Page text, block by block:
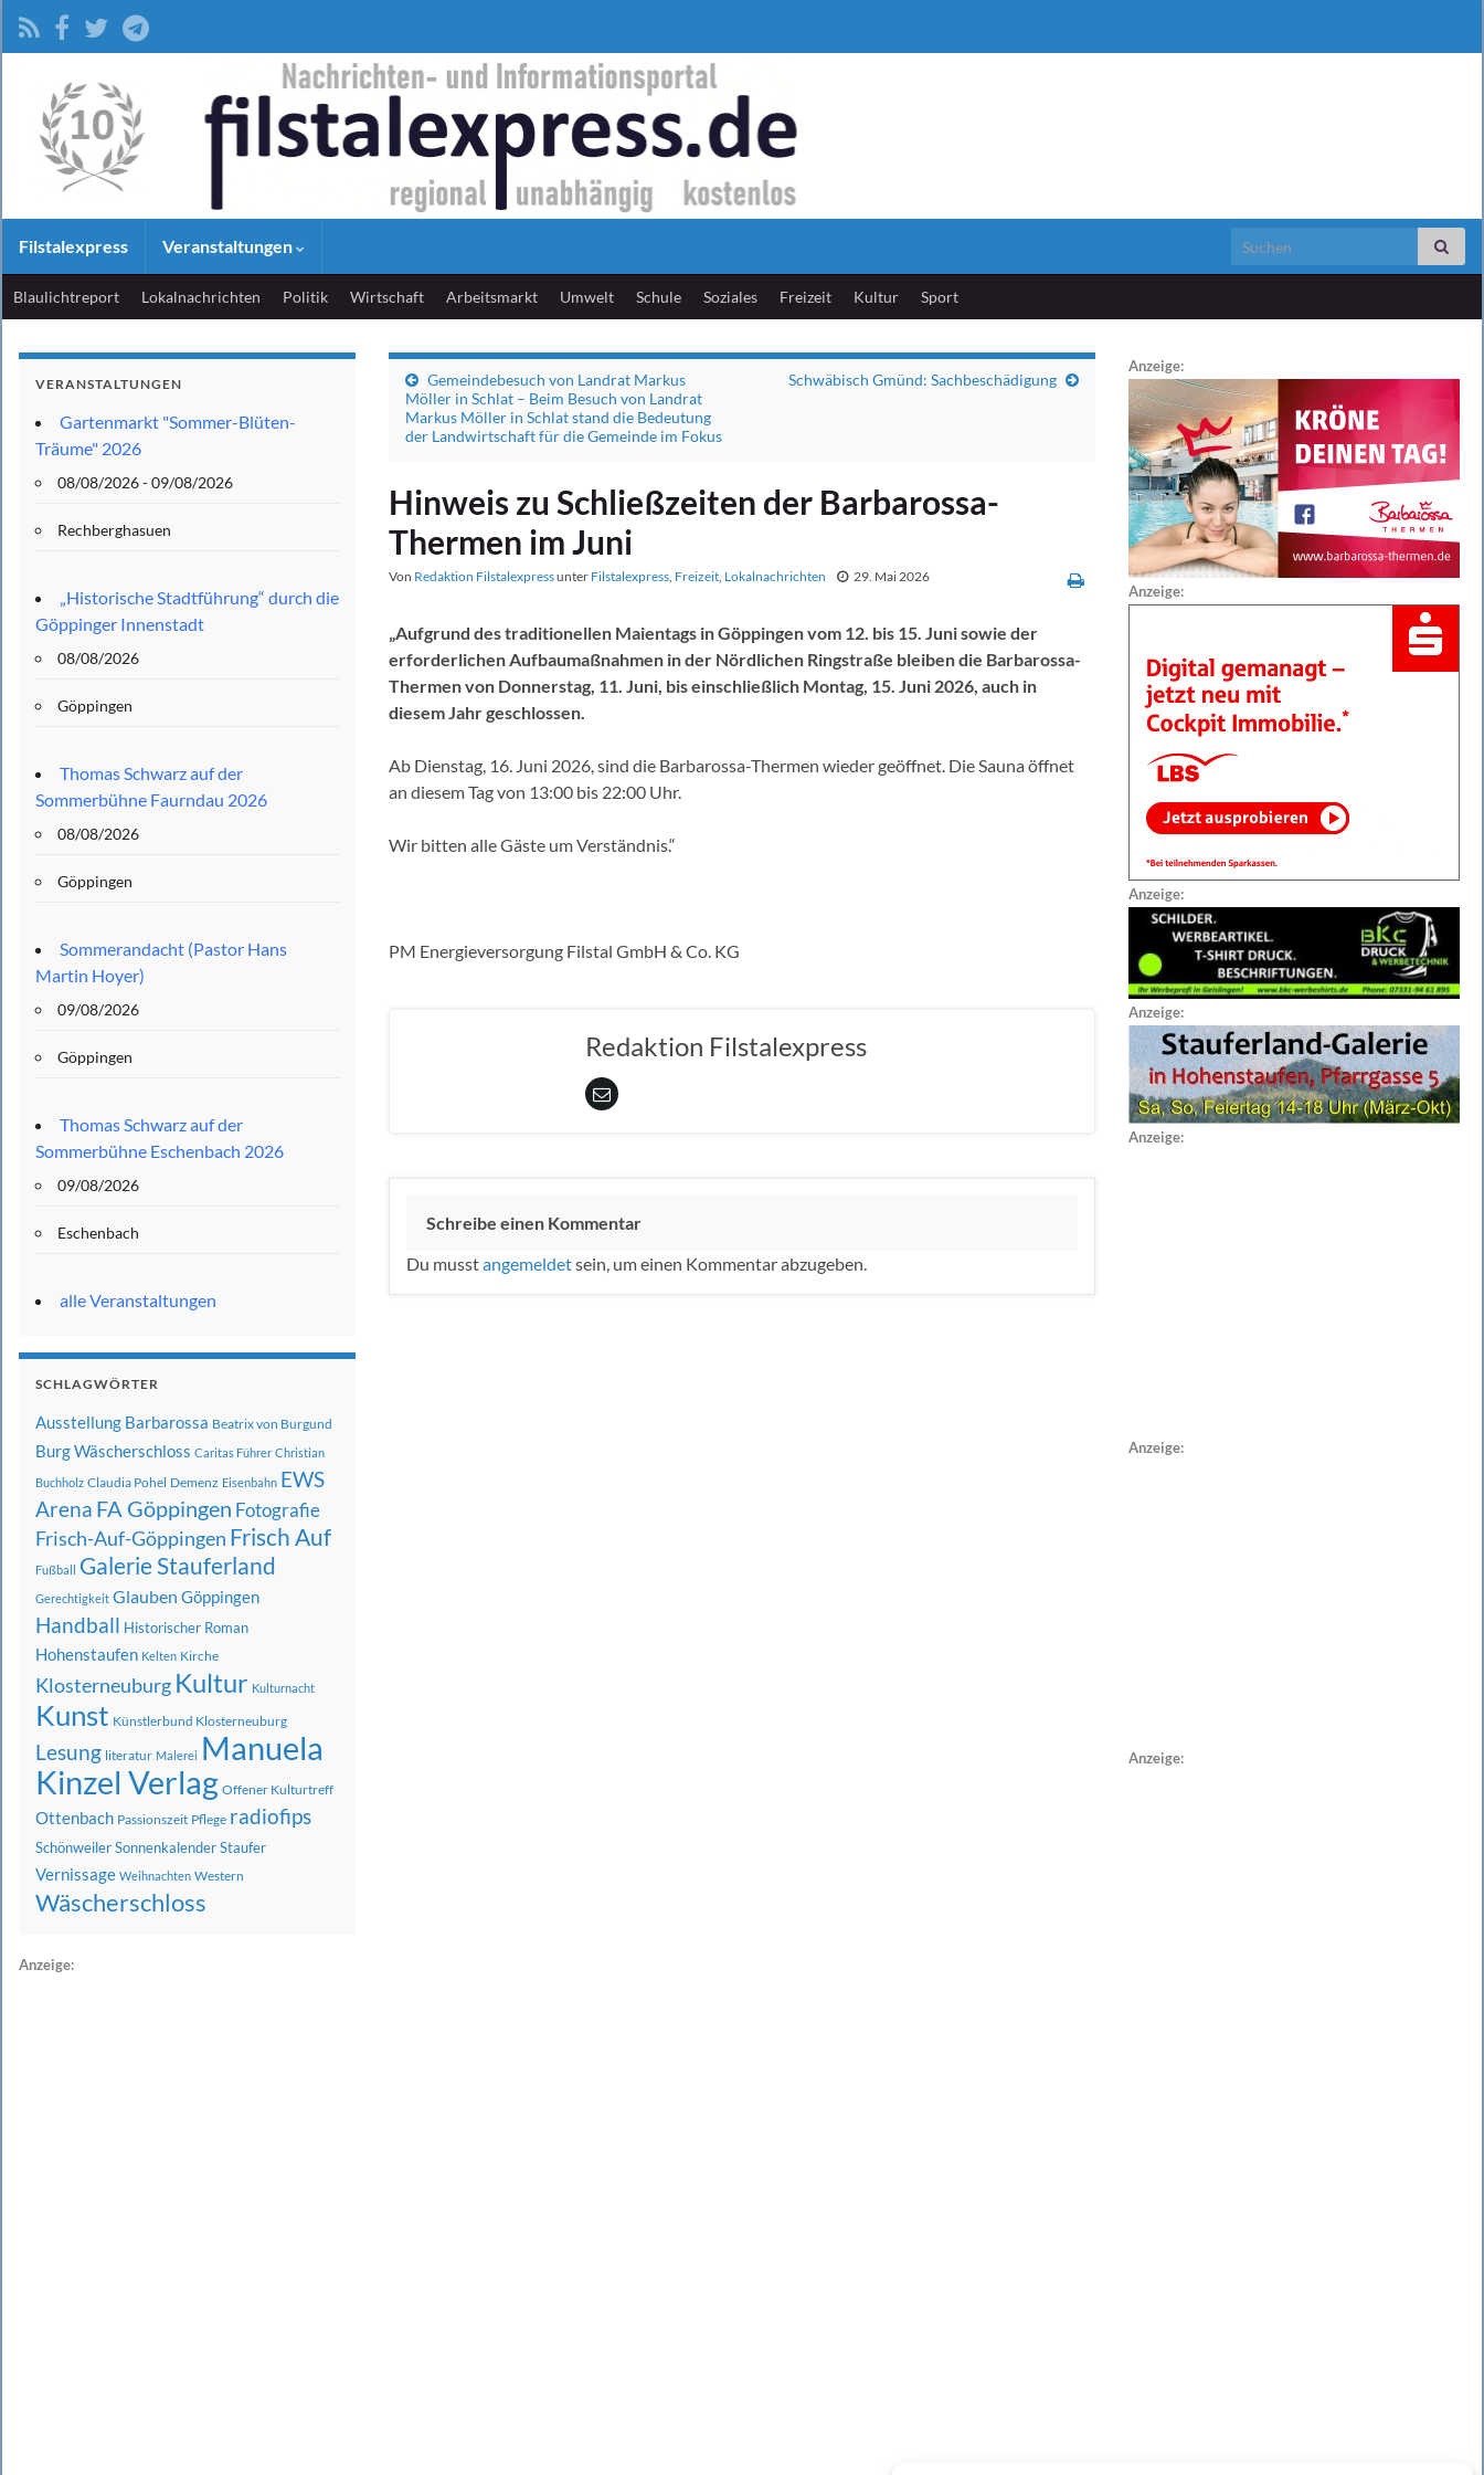
Filstalexpress Veranstaltungen Search for:
Blaulichtreport Lokalnachrichten Politik Wirtschaft Arbeitsmarkt Umwelt Schule Soziales Freizeit Kultur Sport
Gemeindebesuch von Landrat Markus
Möller in Schlat – Beim Besuch von Landrat
Markus Möller in Schlat stand die Bedeutung
der Landwirtschaft für die Gemeinde im Fokus
Schwäbisch Gmünd: Sachbeschädigung
Hinweis zu Schließzeiten der Barbarossa-
Thermen im Juni
Von Redaktion Filstalexpressunter Filstalexpress, Freizeit, Lokalnachrichten 29. Mai 2026
„Aufgrund des traditionellen Maientags in Göppingen vom 12. bis 15. Juni sowie der
erforderlichen Aufbaumaßnahmen in der Nördlichen Ringstraße bleiben die Barbarossa-
Thermen von Donnerstag, 11. Juni, bis einschließlich Montag, 15. Juni 2026, auch in
diesem Jahr geschlossen.
Ab Dienstag, 16. Juni 2026, sind die Barbarossa-Thermen wieder geöffnet. Die Sauna öffnet
an diesem Tag von 13:00 bis 22:00 Uhr.
Wir bitten alle Gäste um Verständnis.“
PM Energieversorgung Filstal GmbH & Co. KG
Redaktion Filstalexpress
Schreibe einen Kommentar
Du musstangemeldetsein, um einen Kommentar abzugeben.
VERANSTALTUNGEN
Gartenmarkt "Sommer-Blüten-
Träume" 2026
08/08/2026 - 09/08/2026
Rechberghasuen
„Historische Stadtführung“ durch die
Göppinger Innenstadt
08/08/2026
Göppingen
Thomas Schwarz auf der
Sommerbühne Faurndau 2026
08/08/2026
Göppingen
Sommerandacht (Pastor Hans
Martin Hoyer)
09/08/2026
Göppingen
Thomas Schwarz auf der
Sommerbühne Eschenbach 2026
09/08/2026
Eschenbach
alle Veranstaltungen
SCHLAGWÖRTER
Ausstellung Barbarossa Beatrix von Burgund
Burg Wäscherschloss Caritas Führer Christian
Buchholz Claudia Pohel Demenz Eisenbahn EWS
Arena FA Göppingen Fotografie
Frisch-Auf-Göppingen Frisch Auf
Fußball Galerie Stauferland
Gerechtigkeit Glauben Göppingen
Handball Historischer Roman
Hohenstaufen Kelten Kirche
Klosterneuburg Kultur Kulturnacht
Kunst Künstlerbund Klosterneuburg
Lesung literatur Malerei Manuela
Kinzel Verlag Offener Kulturtreff
Ottenbach Passionszeit Pflege radiofips
SchönweilerSonnenkalenderStaufer
Vernissage Weihnachten Western
Wäscherschloss
Anzeige:
Anzeige:
Anzeige:
Anzeige:
Anzeige:
Anzeige:
Anzeige:
Anzeige: